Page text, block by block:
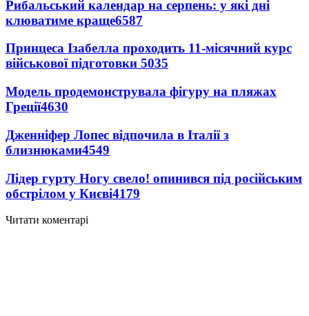
Рибальський календар на серпень: у які дні
клюватиме краще6587
Принцеса Ізабелла проходить 11-місячний курс
військової підготовки 5035
Модель продемонструвала фігуру на пляжах
Греції4630
Дженніфер Лопес відпочила в Італії з
близнюками4549
Лідер гурту Ногу свело! опинився під російським
обстрілом у Києві4179
Читати коментарі